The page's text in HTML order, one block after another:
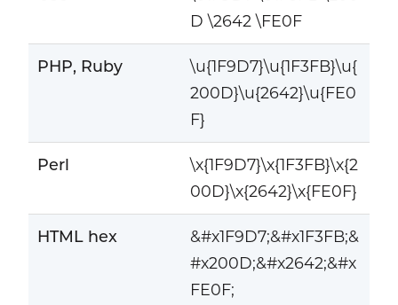
D \2642 \FE0F
PHP, Ruby
\u{1F9D7}\u{1F3FB}\u{
200D}\u{2642}\u{FE0
F}
Perl
\x{1F9D7}\x{1F3FB}\x{2
00D}\x{2642}\x{FE0F}
HTML hex
&#x1F9D7;&#x1F3FB;&
#x200D;&#x2642;&#x
FE0F;